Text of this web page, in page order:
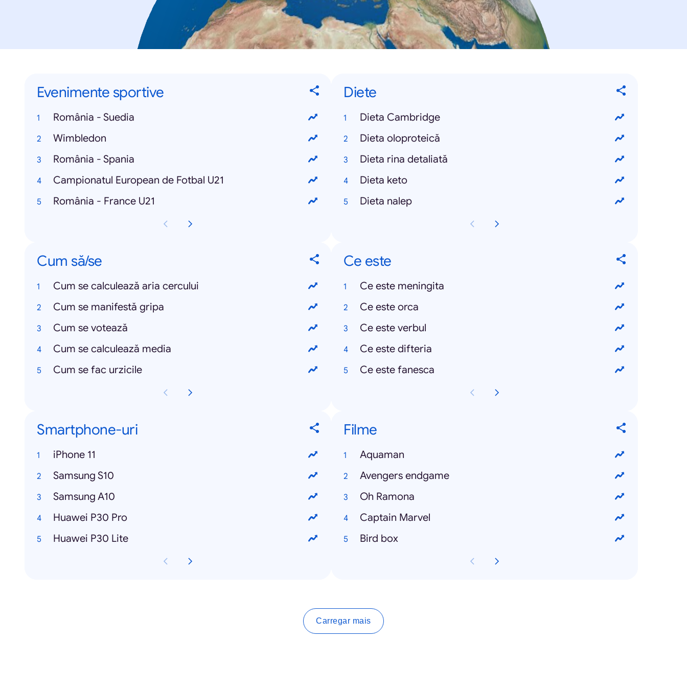
Evenimente sportive
România - Suedia
Wimbledon
România - Spania
Campionatul European de Fotbal U21
România - France U21
Diete
Dieta Cambridge
Dieta oloproteică
Dieta rina detaliată
Dieta keto
Dieta nalep
Cum să/se
Cum se calculează aria cercului
Cum se manifestă gripa
Cum se votează
Cum se calculează media
Cum se fac urzicile
Ce este
Ce este meningita
Ce este orca
Ce este verbul
Ce este difteria
Ce este fanesca
Smartphone-uri
iPhone 11
Samsung S10
Samsung A10
Huawei P30 Pro
Huawei P30 Lite
Filme
Aquaman
Avengers endgame
Oh Ramona
Captain Marvel
Bird box
Carregar mais